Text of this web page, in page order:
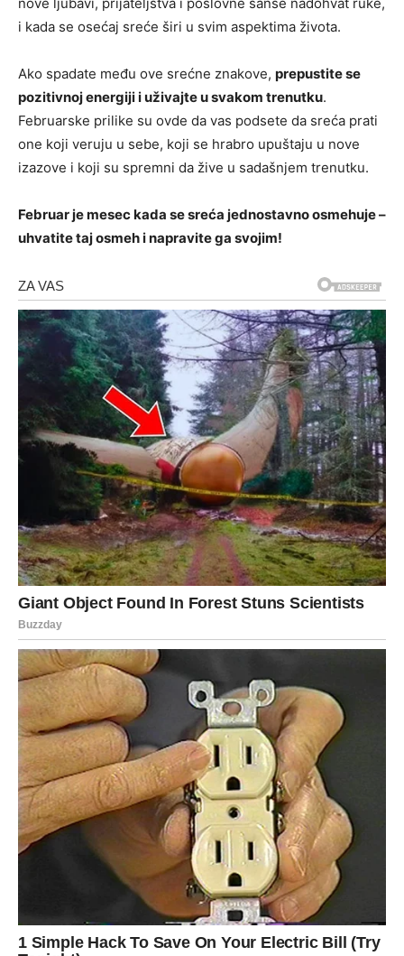
nove ljubavi, prijateljstva i poslovne šanse nadohvat ruke,
i kada se osećaj sreće širi u svim aspektima života.
Ako spadate među ove srećne znakove, prepustite se
pozitivnoj energiji i uživajte u svakom trenutku.
Februarske prilike su ovde da vas podsete da sreća prati
one koji veruju u sebe, koji se hrabro upuštaju u nove
izazove i koji su spremni da žive u sadašnjem trenutku.
Februar je mesec kada se sreća jednostavno osmehuje –
uhvatite taj osmeh i napravite ga svojim!